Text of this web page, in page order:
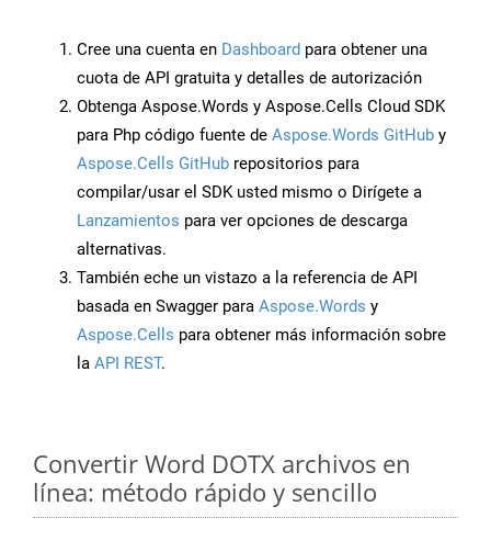
Cree una cuenta en Dashboard para obtener una
cuota de API gratuita y detalles de autorización
Obtenga Aspose.Words y Aspose.Cells Cloud SDK
para Php código fuente de Aspose.Words GitHub y
Aspose.Cells GitHub repositorios para
compilar/usar el SDK usted mismo o Dirígete a
Lanzamientos para ver opciones de descarga
alternativas.
También eche un vistazo a la referencia de API
basada en Swagger para Aspose.Words y
Aspose.Cells para obtener más información sobre
la API REST.
Convertir Word DOTX archivos en
línea: método rápido y sencillo